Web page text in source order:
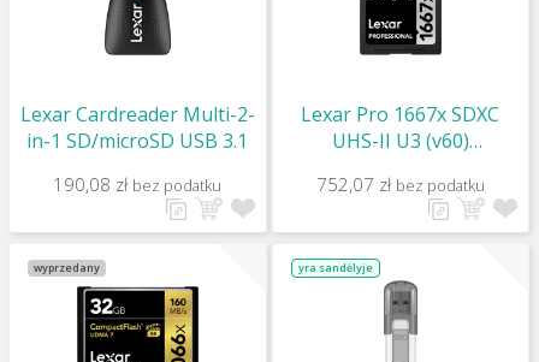
Lexar Cardreader Multi-2-
in-1 SD/microSD USB 3.1
190,08 zł bez podatku
Lexar Pro 1667x SDXC
UHS-II U3 (v60)
752,07 zł bez podatku
wyprzedany yra sandėlyje